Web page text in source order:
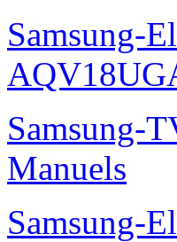
Samsung-
Samsung-
Manuels
Samsung-